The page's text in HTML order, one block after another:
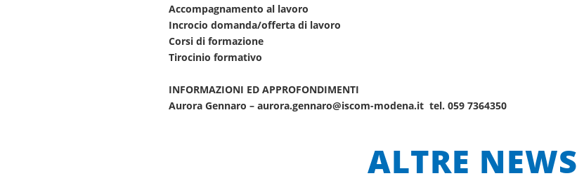
Accompagnamento al lavoro
Incrocio domanda/offerta di lavoro
Corsi di formazione
Tirocinio formativo
INFORMAZIONI ED APPROFONDIMENTI
Aurora Gennaro – aurora.gennaro@iscom-modena.it tel. 059 7364350
ALTRE NEWS